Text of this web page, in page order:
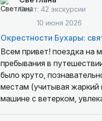
Опыт: 42 экскурсии
10 июня 2026
Окрестности Бухары:
Всем привет! поездка на
пребывания в путешествии,
было круто, познавательно и очень профессионально. Структурно, логично, продуманно по всем
местам (учитывая
машине с ветерком,